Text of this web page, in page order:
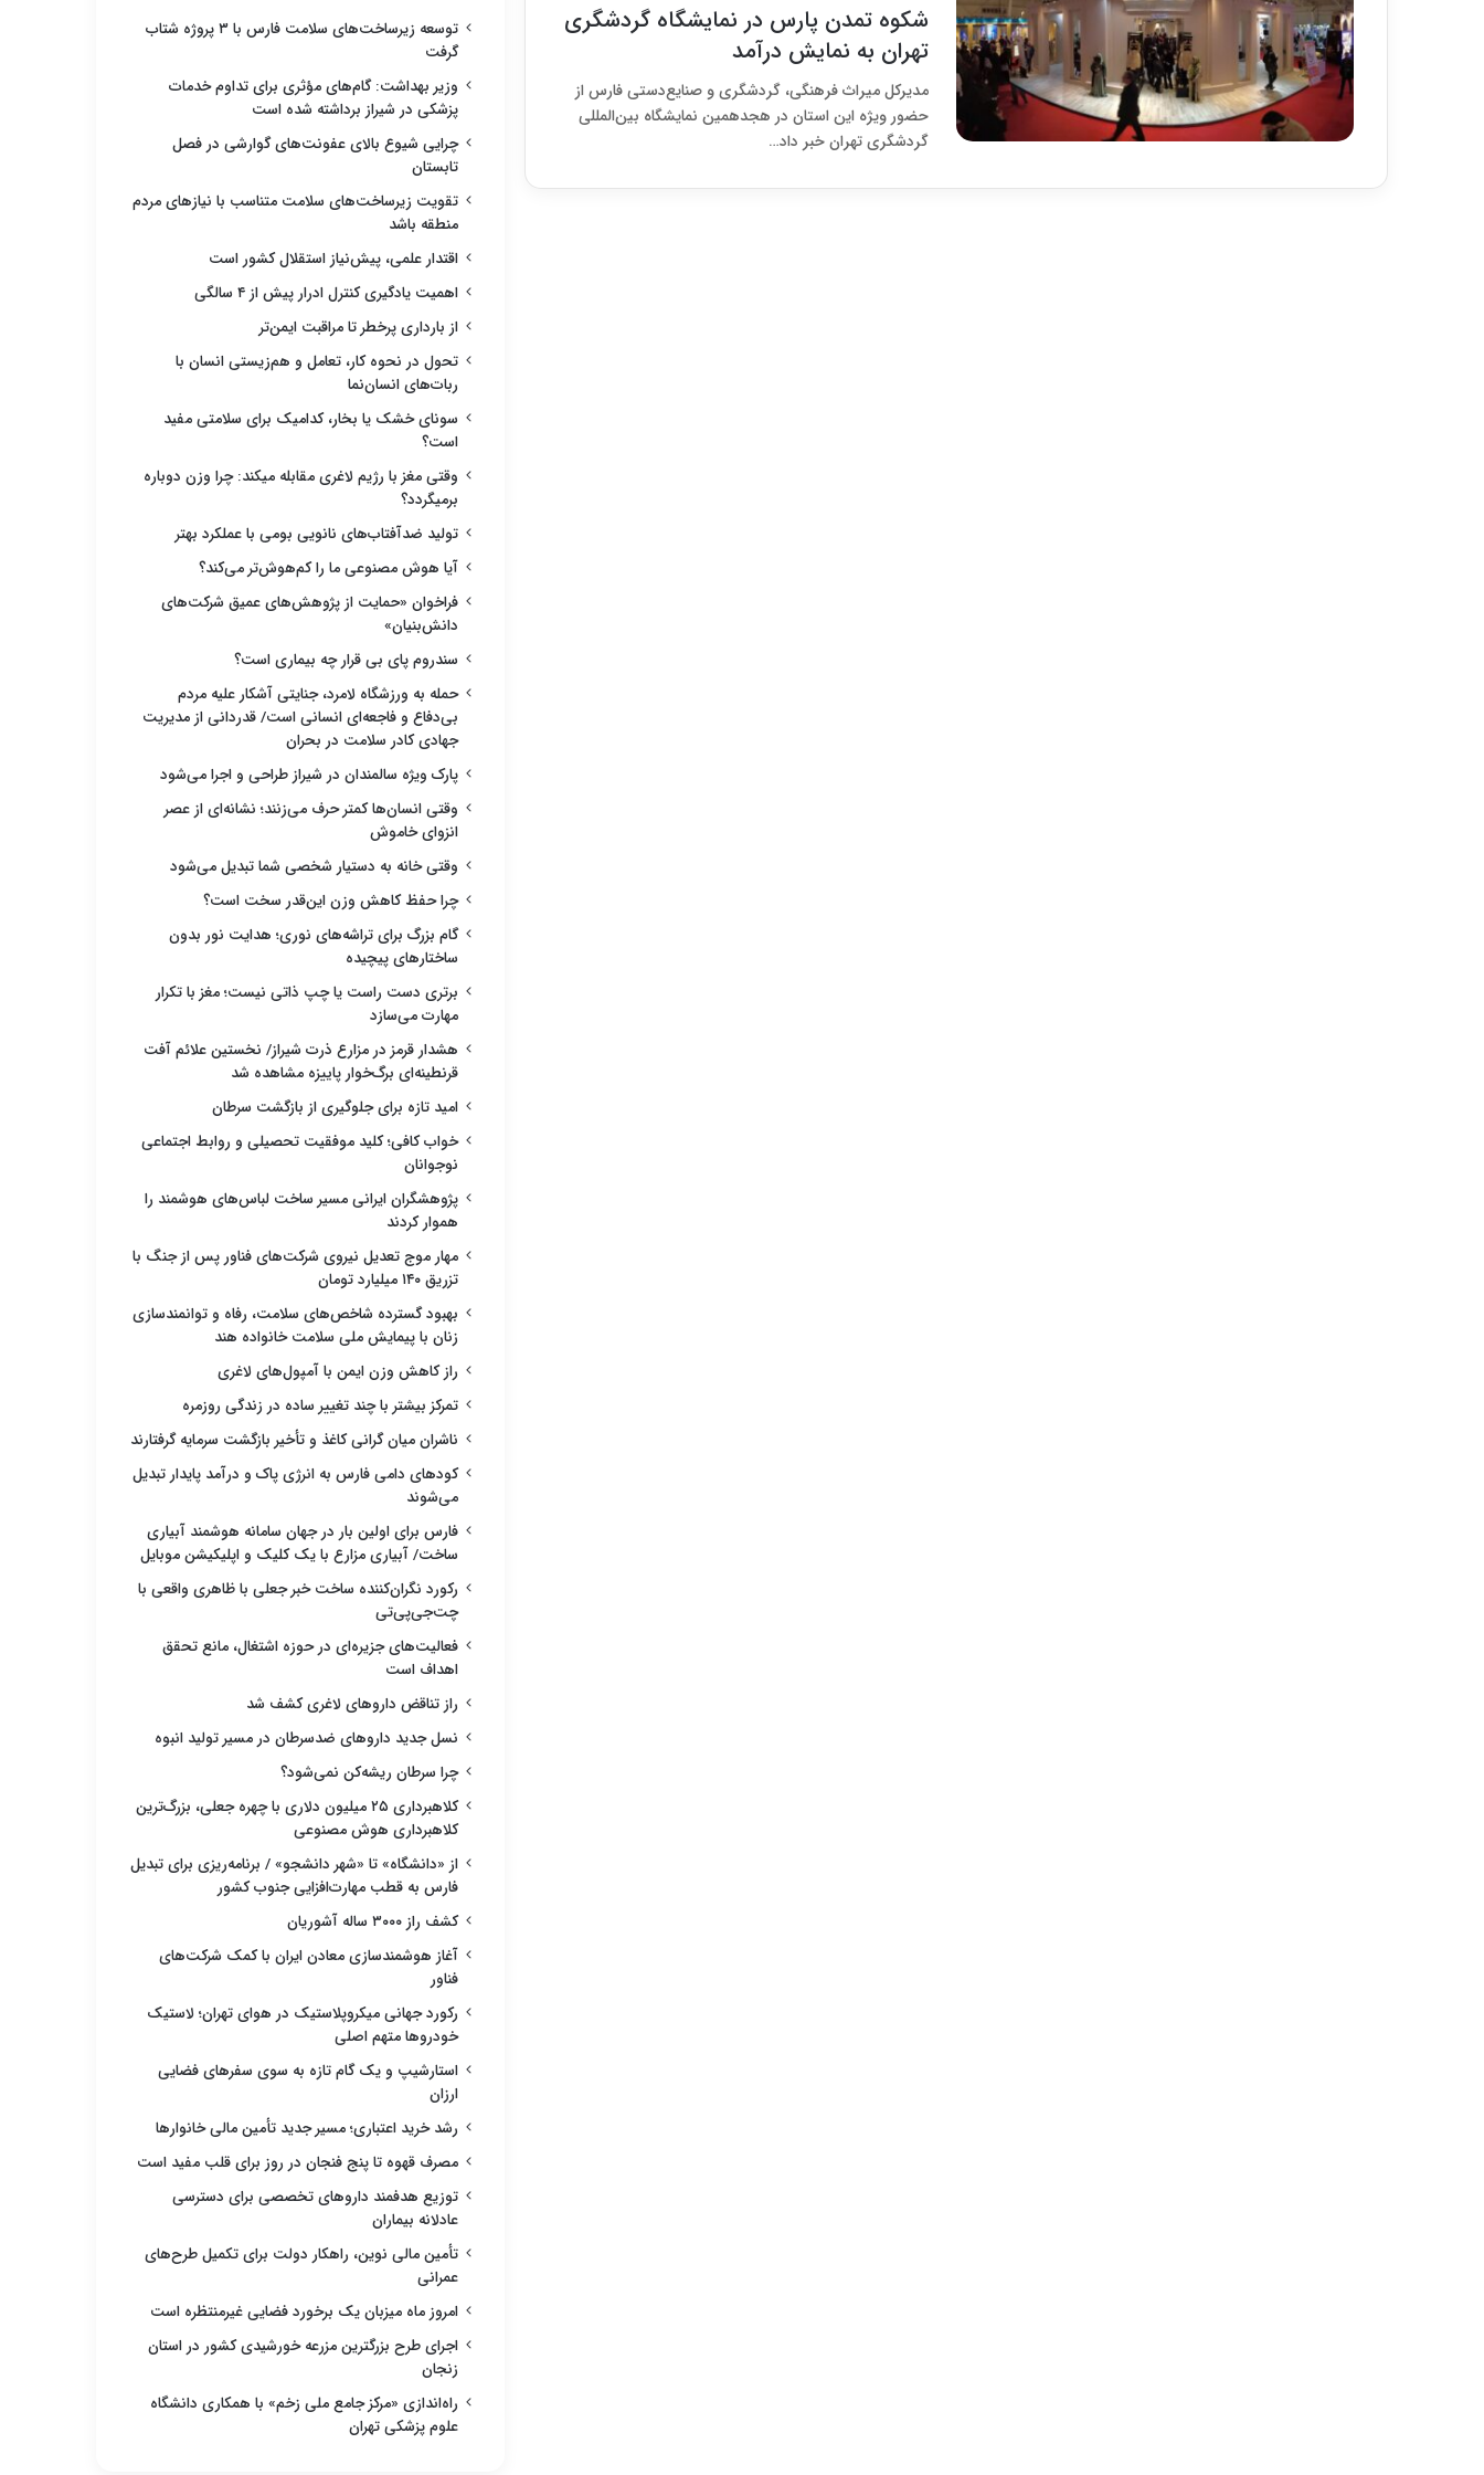
شکوه تمدن پارس در نمایشگاه گردشگری
تهران به نمایش درآمد
مدیرکل میراث فرهنگی، گردشگری و صنایع‌دستی فارس از
حضور ویژه این استان در هجدهمین نمایشگاه بین‌المللی
گردشگری تهران خبر داد…
توسعه زیرساخت‌های سلامت فارس با ۳ پروژه شتاب
گرفت
وزیر بهداشت: گام‌های مؤثری برای تداوم خدمات
پزشکی در شیراز برداشته شده است
چرایی شیوع بالای عفونت‌های گوارشی در فصل
تابستان
تقویت زیرساخت‌های سلامت متناسب با نیازهای مردم
منطقه باشد
اقتدار علمی، پیش‌نیاز استقلال کشور است
اهمیت یادگیری کنترل ادرار پیش از ۴ سالگی
از بارداری پرخطر تا مراقبت ایمن‌تر
تحول در نحوه کار، تعامل و هم‌زیستی انسان با
ربات‌های انسان‌نما
سونای خشک یا بخار، کدامیک برای سلامتی مفید
است؟
وقتی مغز با رژیم لاغری مقابله میکند: چرا وزن دوباره
برمیگردد؟
تولید ضدآفتاب‌های نانویی بومی با عملکرد بهتر
آیا هوش مصنوعی ما را کم‌هوش‌تر می‌کند؟
فراخوان «حمایت از پژوهش‌های عمیق شرکت‌های
دانش‌بنیان»
سندروم پای بی قرار چه بیماری است؟
حمله به ورزشگاه لامرد، جنایتی آشکار علیه مردم
بی‌دفاع و فاجعه‌ای انسانی است/ قدردانی از مدیریت
جهادی کادر سلامت در بحران
پارک ویژه سالمندان در شیراز طراحی و اجرا می‌شود
وقتی انسان‌ها کمتر حرف می‌زنند؛ نشانه‌ای از عصر
انزوای خاموش
وقتی خانه به دستیار شخصی شما تبدیل می‌شود
چرا حفظ کاهش وزن این‌قدر سخت است؟
گام بزرگ برای تراشه‌های نوری؛ هدایت نور بدون
ساختارهای پیچیده
برتری دست راست یا چپ ذاتی نیست؛ مغز با تکرار
مهارت می‌سازد
هشدار قرمز در مزارع ذرت شیراز/ نخستین علائم آفت
قرنطینه‌ای برگ‌خوار پاییزه مشاهده شد
امید تازه برای جلوگیری از بازگشت سرطان
خواب کافی؛ کلید موفقیت تحصیلی و روابط اجتماعی
نوجوانان
پژوهشگران ایرانی مسیر ساخت لباس‌های هوشمند را
هموار کردند
مهار موج تعدیل نیروی شرکت‌های فناور پس از جنگ با
تزریق ۱۴۰ میلیارد تومان
بهبود گسترده شاخص‌های سلامت، رفاه و توانمندسازی
زنان با پیمایش ملی سلامت خانواده هند
راز کاهش وزن ایمن با آمپول‌های لاغری
تمرکز بیشتر با چند تغییر ساده در زندگی روزمره
ناشران میان گرانی کاغذ و تأخیر بازگشت سرمایه گرفتارند
کودهای دامی فارس به انرژی پاک و درآمد پایدار تبدیل
می‌شوند
فارس برای اولین بار در جهان سامانه هوشمند آبیاری
ساخت/ آبیاری مزارع با یک کلیک و اپلیکیشن موبایل
رکورد نگران‌کننده ساخت خبر جعلی با ظاهری واقعی با
چت‌جی‌پی‌تی
فعالیت‌های جزیره‌ای در حوزه اشتغال، مانع تحقق
اهداف است
راز تناقض داروهای لاغری کشف شد
نسل جدید داروهای ضدسرطان در مسیر تولید انبوه
چرا سرطان ریشه‌کن نمی‌شود؟
کلاهبرداری ۲۵ میلیون دلاری با چهره جعلی، بزرگ‌ترین
کلاهبرداری هوش مصنوعی
از «دانشگاه» تا «شهر دانشجو» / برنامه‌ریزی برای تبدیل
فارس به قطب مهارت‌افزایی جنوب کشور
کشف راز ۳۰۰۰ ساله آشوریان
آغاز هوشمندسازی معادن ایران با کمک شرکت‌های
فناور
رکورد جهانی میکروپلاستیک در هوای تهران؛ لاستیک
خودروها متهم اصلی
استارشیپ و یک گام تازه به سوی سفرهای فضایی
ارزان
رشد خرید اعتباری؛ مسیر جدید تأمین مالی خانوارها
مصرف قهوه تا پنج فنجان در روز برای قلب مفید است
توزیع هدفمند داروهای تخصصی برای دسترسی
عادلانه بیماران
تأمین مالی نوین، راهکار دولت برای تکمیل طرح‌های
عمرانی
امروز ماه میزبان یک برخورد فضایی غیرمنتظره است
اجرای طرح بزرگترین مزرعه خورشیدی کشور در استان
زنجان
راه‌اندازی «مرکز جامع ملی زخم» با همکاری دانشگاه
علوم پزشکی تهران